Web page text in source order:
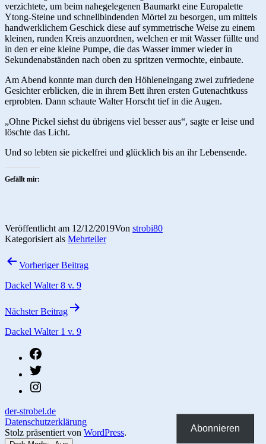
verzichtete, um beim nahegelegenen Baumarkt eine Europalette
Ytong-Steine und schnellbindenden Mörtel zu besorgen, um mittels
handwerklichem Geschick diese auf symmetrische Weise zu einem
kleinen, runden Kreis anzuordnen, welchen er mit Wasser füllte und
in den er eine kleine Pumpe, die das Wasser immer wieder in
Sekundenabständen nach oben zu spritzen vermochte, einbaute.
Am Abend konnte man durch den Höhleneingang zwei zufriedene
Gesichter erblicken, die in ihrem Bett ihren ersten Gutenachtkuss
erprobten. Dann schaute Walter Horscht tief in die Augen.
„Ohne Pickel siehst du übrigens viel besser aus“, sagte er leise und
löschte das Licht.
Und so lebten sie pickelfrei und glücklich bis an ihr Lebensende.
Gefällt mir:
Veröffentlicht am 12/12/2019Von strobi80
Kategorisiert als Mehrteiler
Beitragsnavigation
Vorheriger Beitrag
Dackel Walter 8 v. 9
Nächster Beitrag
Dackel Walter 1 v. 9
der-strobel.de
Datenschutzerklärung
Stolz präsentiert von WordPress. Abonnieren